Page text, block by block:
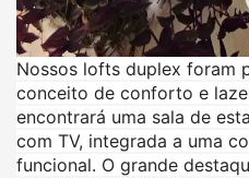
Nossos lofts duplex foram
conceito de conforto e
encontrará uma sala de
com TV, integrada a uma
funcional. O grande